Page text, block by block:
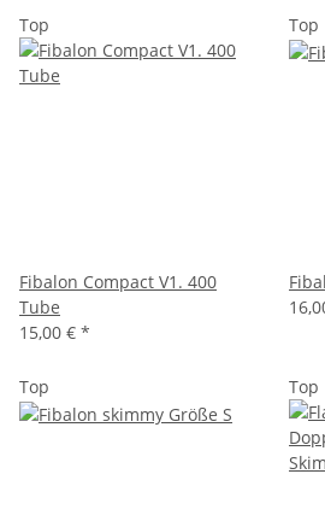
Top
Fibalon Compact V1. 400
Tube
15,00 € *
Top
Top Top